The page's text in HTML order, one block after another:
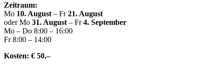
Zeitraum:
Mo 10. August – Fr21. August
oder Mo 31. August – Fr4. September
Mo – Do 8:00 – 16:00
Fr 8:00 – 14:00
Kosten: € 50,–